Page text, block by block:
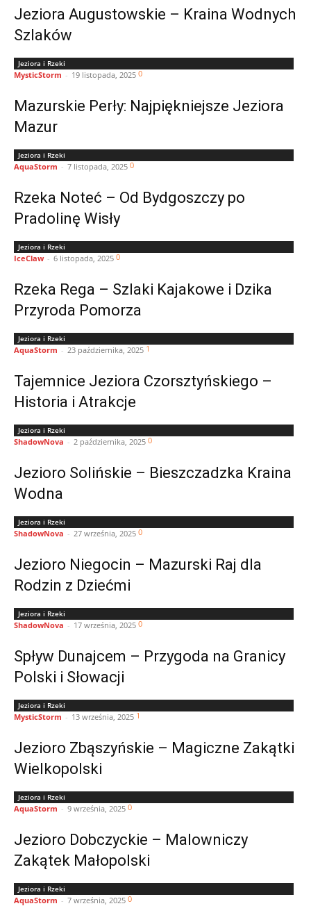
Jeziora Augustowskie – Kraina Wodnych
Szlaków
Jeziora i Rzeki
MysticStorm - 19 listopada, 2025 0
Mazurskie Perły: Najpiękniejsze Jeziora
Mazur
Jeziora i Rzeki
AquaStorm - 7 listopada, 2025 0
Rzeka Noteć – Od Bydgoszczy po
Pradolinę Wisły
Jeziora i Rzeki
IceClaw - 6 listopada, 2025 0
Rzeka Rega – Szlaki Kajakowe i Dzika
Przyroda Pomorza
Jeziora i Rzeki
AquaStorm - 23 października, 2025 1
Tajemnice Jeziora Czorsztyńskiego –
Historia i Atrakcje
Jeziora i Rzeki
ShadowNova - 2 października, 2025 0
Jezioro Solińskie – Bieszczadzka Kraina
Wodna
Jeziora i Rzeki
ShadowNova - 27 września, 2025 0
Jezioro Niegocin – Mazurski Raj dla
Rodzin z Dziećmi
Jeziora i Rzeki
ShadowNova - 17 września, 2025 0
Spływ Dunajcem – Przygoda na Granicy
Polski i Słowacji
Jeziora i Rzeki
MysticStorm - 13 września, 2025 1
Jezioro Zbąszyńskie – Magiczne Zakątki
Wielkopolski
Jeziora i Rzeki
AquaStorm - 9 września, 2025 0
Jezioro Dobczyckie – Malowniczy
Zakątek Małopolski
Jeziora i Rzeki
AquaStorm - 7 września, 2025 0